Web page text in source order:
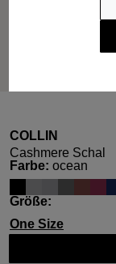
COLLIN
Cashmere Schal
Farbeauswählen
: ocean
Größeauswählen
:
One Size